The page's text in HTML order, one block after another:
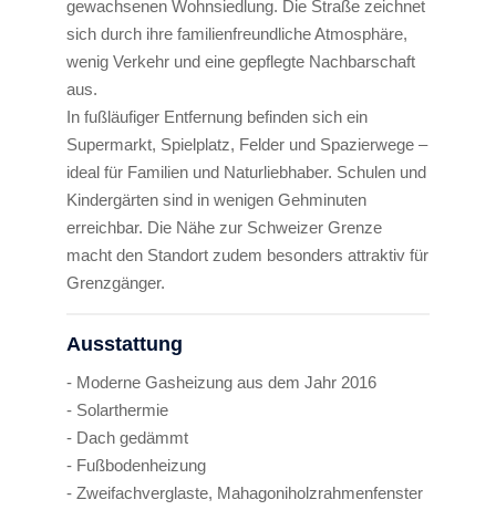
gewachsenen Wohnsiedlung. Die Straße zeichnet
sich durch ihre familienfreundliche Atmosphäre,
wenig Verkehr und eine gepflegte Nachbarschaft
aus.
In fußläufiger Entfernung befinden sich ein
Supermarkt, Spielplatz, Felder und Spazierwege –
ideal für Familien und Naturliebhaber. Schulen und
Kindergärten sind in wenigen Gehminuten
erreichbar. Die Nähe zur Schweizer Grenze
macht den Standort zudem besonders attraktiv für
Grenzgänger.
Ausstattung
- Moderne Gasheizung aus dem Jahr 2016
- Solarthermie
- Dach gedämmt
- Fußbodenheizung
- Zweifachverglaste, Mahagoniholzrahmenfenster